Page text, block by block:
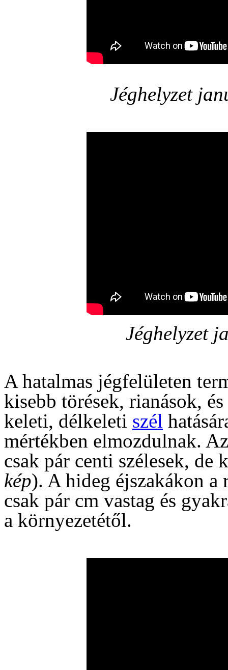
Jéghelyzet
Jéghelyzet
A hatalmas jégfelületen
kisebb törések, rianások,
keleti, délkeleti szél
mértékben elmozdulnak.
csak pár centi szélesek, de
kép). A hideg éjszakákon a
csak pár cm vastag és
a környezetétől.